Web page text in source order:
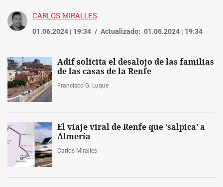
CARLOS MIRALLES
01.06.2024 | 19:34 Actualizado: 01.06.2024 | 19:34
Adif solicita el desalojo de las familias
de las casas de la Renfe
Francisco G. Luque
El viaje viral de Renfe que ‘salpica’ a
Almería
Carlos Miralles